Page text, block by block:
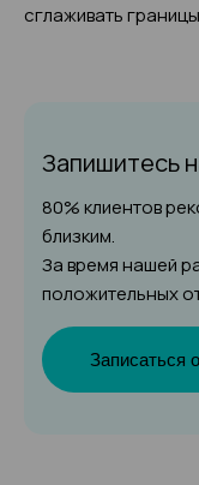
сглаживать
Запишитесь
80% клиентов
близким.
За время нашей
положительных
Записаться